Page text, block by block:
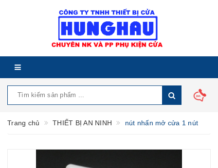
Trang chủ THIẾT BỊ AN NINH nút nhấn mở cửa 1 nút